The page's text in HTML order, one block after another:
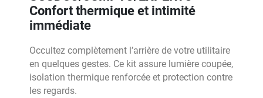
Confort thermique et intimité
immédiate
Occultez complètement l’arrière de votre utilitaire
en quelques gestes. Ce kit assure lumière coupée,
isolation thermique renforcée et protection contre
les regards.